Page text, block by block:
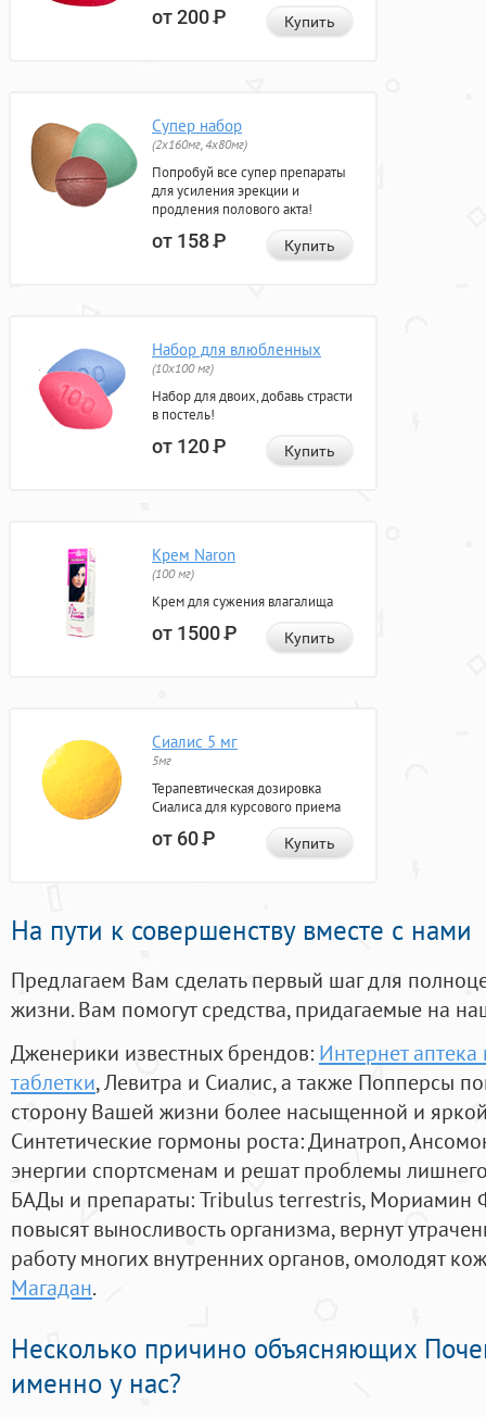
от 200Р Купить
Супер набор
(2х160мг, 4х80мг)
Попробуй все супер препараты
для усиления эрекции и
продления полового акта!
от 158Р Купить
Набор для влюбленных
(10х100 мг)
Набор для двоих, добавь страсти
в постель!
от 120Р Купить
Крем Naron
(100 мг)
Крем для сужения влагалища
от 1500Р Купить
Сиалис 5 мг
5мг
Терапевтическая дозировка
Сиалиса для курсового приема
от 60Р Купить
На пути к совершенству вместе с нами
Предлагаем Вам сделать первый шаг для
жизни. Вам помогут средства, придагаемые на
Дженерики известных брендов: Интернет аптека
таблетки, Левитра и Сиалис, а также Попперсы
сторону Вашей жизни более насыщенной и
Синтетические гормоны роста: Динатроп,
энергии спортсменам и решат проблемы
БАДы и препараты:Tribulus terrestris, Мориамин
повысят выносливость организма, вернут
работу многих внутренних органов, омолодят
Магадан.
Несколько причино объясняющих
именно у нас?